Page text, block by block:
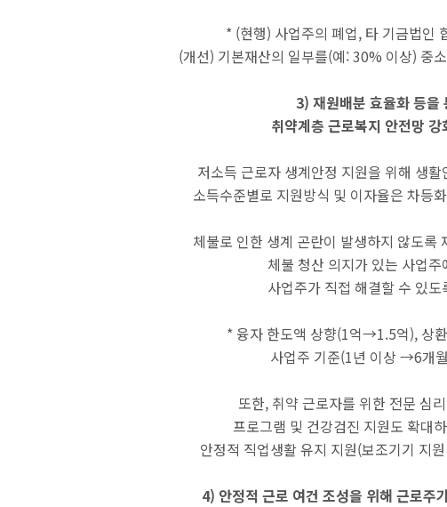
* (현행) 사업주의 폐업, 타 기금법
(개선) 기본재산의 일부를(예: 30% 이상) 중
3) 재원배분 효율화 등을
취약계층 근로복지 안전망
저소득 근로자 생계안정 지원을 위해 생
소득수준별로 지원방식 및 이자율은 차등
체불로 인한 생계 곤란이 발생하지 않도록
체불 청산 의지가 있는 사업
사업주가 직접 해결할 수 있
* 융자 한도액 상향(1억→1.5억), 상
사업주 기준(1년 이상 →6개
또한, 취약 근로자를 위한 전문 심
프로그램 및 건강검진 지원도 확대
안정적 직업생활 유지 지원(보조기기 지
4) 안정적 근로 여건 조성을 위해 근로주